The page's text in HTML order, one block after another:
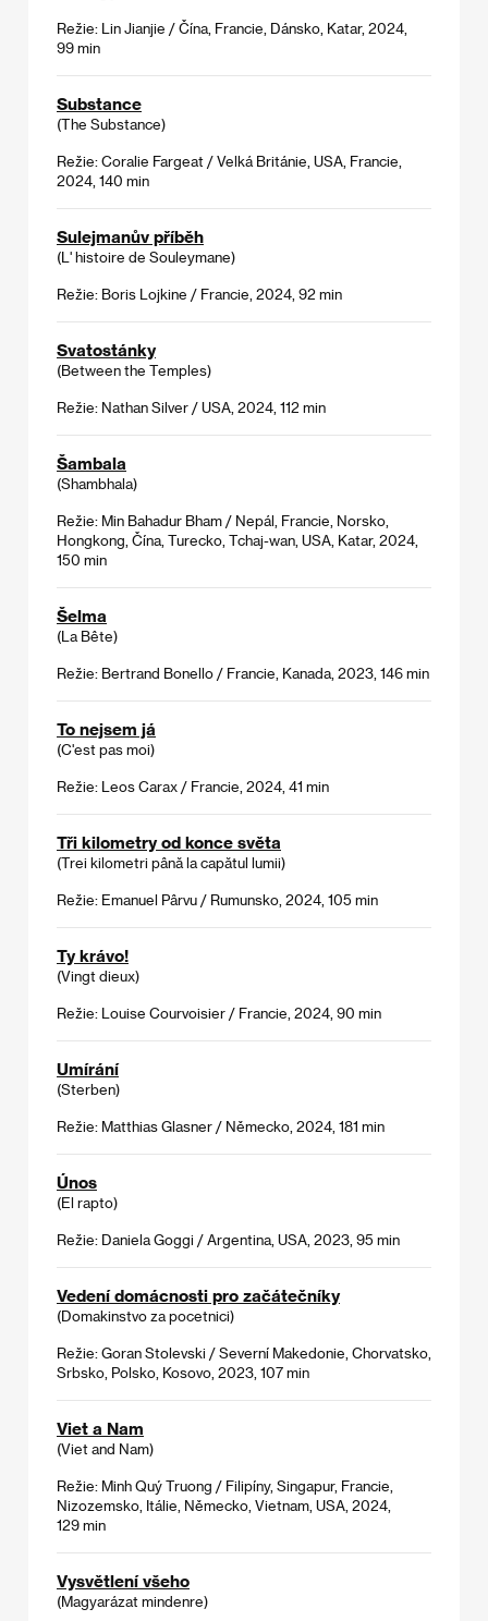
Režie: Lin Jianjie / Čína, Francie, Dánsko, Katar, 2024,
99 min
Substance
(The Substance)
Režie: Coralie Fargeat / Velká Británie, USA, Francie,
2024, 140 min
Sulejmanův příběh
(L' histoire de Souleymane)
Režie: Boris Lojkine / Francie, 2024, 92 min
Svatostánky
(Between the Temples)
Režie: Nathan Silver / USA, 2024, 112 min
Šambala
(Shambhala)
Režie: Min Bahadur Bham / Nepál, Francie, Norsko,
Hongkong, Čína, Turecko, Tchaj-wan, USA, Katar, 2024,
150 min
Šelma
(La Bête)
Režie: Bertrand Bonello / Francie, Kanada, 2023, 146 min
To nejsem já
(C'est pas moi)
Režie: Leos Carax / Francie, 2024, 41 min
Tři kilometry od konce světa
(Trei kilometri până la capătul lumii)
Režie: Emanuel Pârvu / Rumunsko, 2024, 105 min
Ty krávo!
(Vingt dieux)
Režie: Louise Courvoisier / Francie, 2024, 90 min
Umírání
(Sterben)
Režie: Matthias Glasner / Německo, 2024, 181 min
Únos
(El rapto)
Režie: Daniela Goggi / Argentina, USA, 2023, 95 min
Vedení domácnosti pro začátečníky
(Domakinstvo za pocetnici)
Režie: Goran Stolevski / Severní Makedonie, Chorvatsko,
Srbsko, Polsko, Kosovo, 2023, 107 min
Viet a Nam
(Viet and Nam)
Režie: Minh Quý Truong / Filipíny, Singapur, Francie,
Nizozemsko, Itálie, Německo, Vietnam, USA, 2024,
129 min
Vysvětlení všeho
(Magyarázat mindenre)